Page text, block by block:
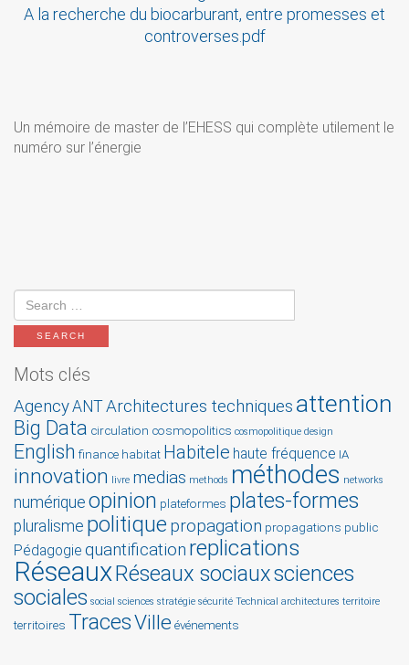
A la recherche du biocarburant, entre promesses et
controverses.pdf
Un mémoire de master de l’EHESS qui complète utilement le
numéro sur l’énergie
Mots clés
AgencyANTArchitectures techniques attention
Big Data circulation cosmopolitics cosmopolitique design
English finance habitat Habitele haute fréquence IA
innovation livre medias methods méthodes networks
numérique opinion plateformes plates-formes
pluralisme politique propagation propagations public
Pédagogie quantification replications
RéseauxRéseaux sociauxsciences
sociales social sciences stratégie sécurité Technical architectures territoire
territoires TracesVille événements